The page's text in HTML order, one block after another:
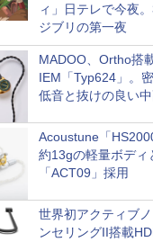
ィ」日テレで今夜
ジブリの第一夜
MADOO、Ortho搭
IEM「Typ624」。
低音と抜けの良い
Acoustune「
約13gの軽量ボディ
「ACT09」採用
世界初アクティブ
ンセリングII搭載